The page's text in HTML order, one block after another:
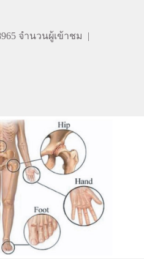
จำนวนผู้เข้าชม |